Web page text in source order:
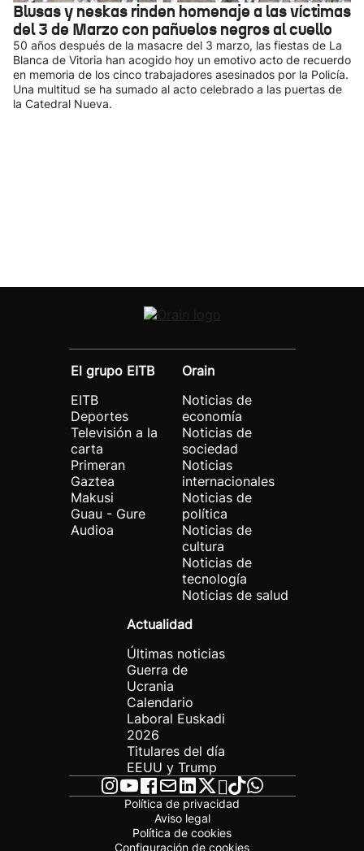
Blusas y neskas rinden homenaje a las víctimas
del 3 de Marzo con pañuelos negros al cuello
50 años después de la masacre del 3 marzo, las fiestas de La
Blanca de Vitoria han acogido hoy un emotivo acto de recuerdo
en memoria de los cinco trabajadores asesinados por la Policía.
Una multitud se ha sumado al acto celebrado a las puertas de
la Catedral Nueva.
El grupo EITB
EITB
Deportes
Televisión a la
carta
Primeran
Gaztea
Makusi
Guau - Gure
Audioa
Orain
Noticias de
economía
Noticias de
sociedad
Noticias
internacionales
Noticias de
política
Noticias de
cultura
Noticias de
tecnología
Noticias de salud
Actualidad
Últimas noticias
Guerra de
Ucrania
Calendario
Laboral Euskadi
2026
Titulares del día
EEUU y Trump
Política de privacidad
Aviso legal
Política de cookies
Configuración de cookies